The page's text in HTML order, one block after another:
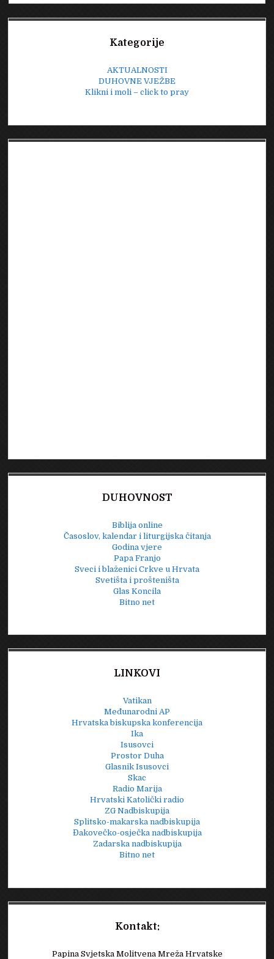
Kategorije
AKTUALNOSTI
DUHOVNE VJEŽBE
Klikni i moli – click to pray
DUHOVNOST
Biblija online
Časoslov, kalendar i liturgijska čitanja
Godina vjere
Papa Franjo
Sveci i blaženici Crkve u Hrvata
Svetišta i prošteništa
Glas Koncila
Bitno net
LINKOVI
Vatikan
Međunarodni AP
Hrvatska biskupska konferencija
Ika
Isusovci
Prostor Duha
Glasnik Isusovci
Skac
Radio Marija
Hrvatski Katolički radio
ZG Nadbiskupija
Splitsko-makarska nadbiskupija
Đakovečko-osječka nadbiskupija
Zadarska nadbiskupija
Bitno net
Kontakt:
Papina Svjetska Molitvena Mreža Hrvatske